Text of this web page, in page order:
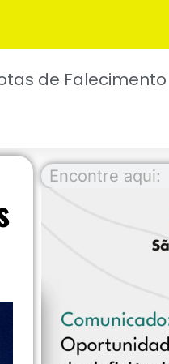
de Falecimento